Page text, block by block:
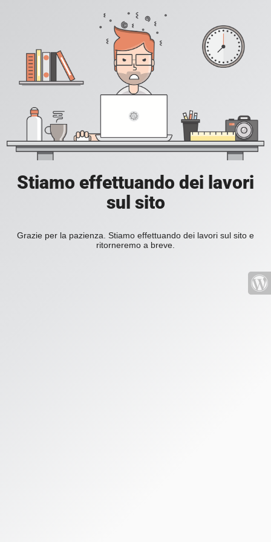
Stiamo effettuando dei lavori
sul sito
Grazie per la pazienza. Stiamo effettuando dei lavori sul sito e
ritorneremo a breve.